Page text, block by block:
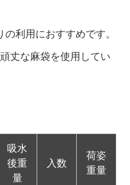
利用におすすめです。
丈な麻袋を使用してい
吸水
後重
量
入数
荷姿
重量